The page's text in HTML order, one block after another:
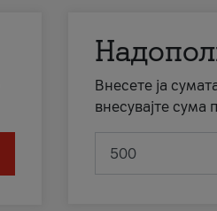
Внесете ја
внесувајте